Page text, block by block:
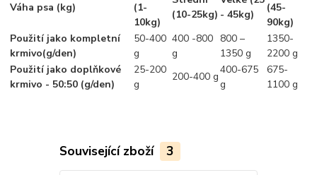
Váha psa (kg)
(1-
10kg)
(10-25kg) - 45kg)
(45-
90kg)
Použití jako kompletní
krmivo(g/den)
50-400
g
400 -800
g
800 –
1350 g
1350-
2200 g
Použití jako doplňkové
krmivo - 50:50 (g/den)
25-200
g
200-400 g
400-675
g
675-
1100 g
Související zboží 3